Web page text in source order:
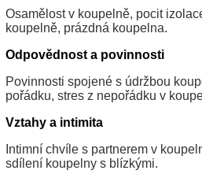
Osamělost v koupelně, pocit
koupelně, prázdná koupelna.
Odpovědnost a povinnosti
Povinnosti spojené s údržbou
pořádku, stres z nepořádku v
Vztahy a intimita
Intimní chvíle s partnerem v
sdílení koupelny s blízkými.